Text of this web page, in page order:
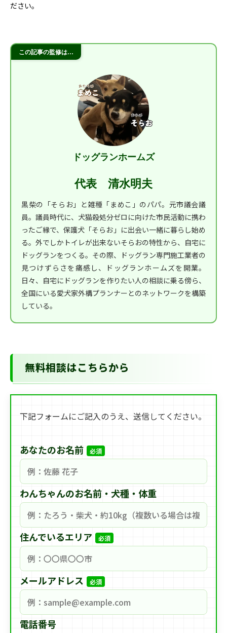
ださい。
この記事の監修は…
ドッグランホームズ
代表 清水明夫
黒柴の「そらお」と雑種「まめこ」のパパ。元市議会議
員。議員時代に、犬猫殺処分ゼロに向けた市民活動に携わ
ったご縁で、保護犬「そらお」に出会い一緒に暮らし始め
る。外でしかトイレが出来ないそらおの特性から、自宅に
ドッグランをつくる。その際、ドッグラン専門施工業者の
見つけずらさを痛感し、ドッグランホームズを開業。
日々、自宅にドッグランを作りたい人の相談に乗る傍ら、
全国にいる愛犬家外構プランナーとのネットワークを構築
している。
無料相談はこちらから
下記フォームにご記入のうえ、送信してください。
あなたのお名前 必須
わんちゃんのお名前・犬種・体重
住んでいるエリア 必須
メールアドレス 必須
電話番号